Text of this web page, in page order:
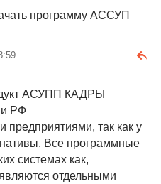
программу АССУП
АСУПП КАДРЫ
РФ
предприятиями, так как у
Все программные
системах как,
отдельными